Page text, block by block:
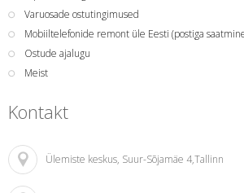
Varuosade ostutingimused
Mobiiltelefonide remont üle Eesti (postiga
Ostude ajalugu
Meist
Kontakt
Ülemiste keskus, Suur-Sõjamäe 4,Tallinn